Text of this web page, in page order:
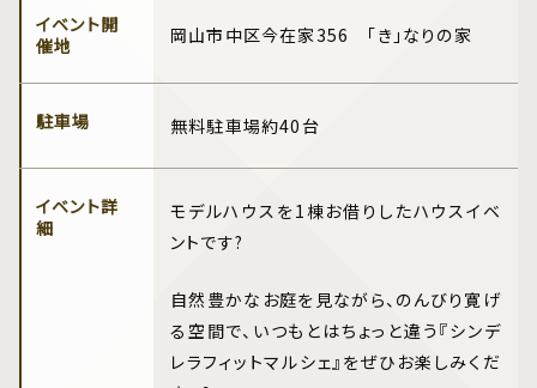
イベント開
催地
岡山市中区今在家356 「き」なりの家
駐車場 無料駐車場約40台
イベント詳
細
モデルハウスを1棟お借りしたハウスイベ
ントです?️
自然豊かなお庭を見ながら、のんびり寛げ
る空間で、いつもとはちょっと違う『シンデ
レラフィットマルシェ』をぜひお楽しみくだ